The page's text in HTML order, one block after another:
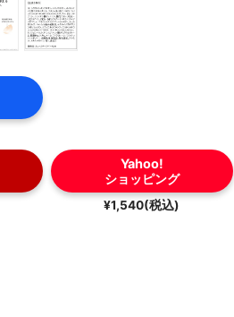
Yahoo!
ショッピング
¥1,540(税込)